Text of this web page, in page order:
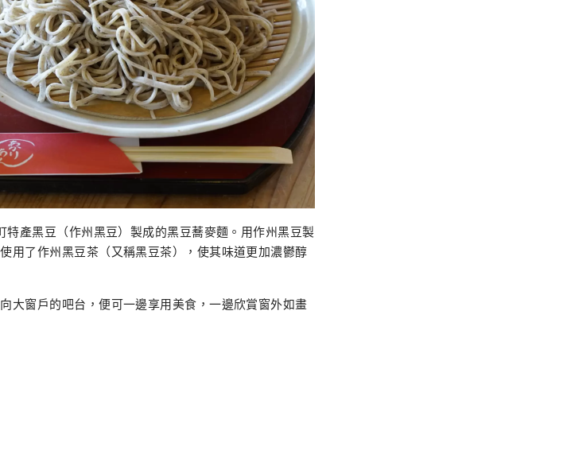
產黑豆（作州黑豆）製成的黑豆蕎麥麵。用作州黑豆製
用了作州黑豆茶（又稱黑豆茶），使其味道更加濃鬱醇
大窗戶的吧台，便可一邊享用美食，一邊欣賞窗外如畫